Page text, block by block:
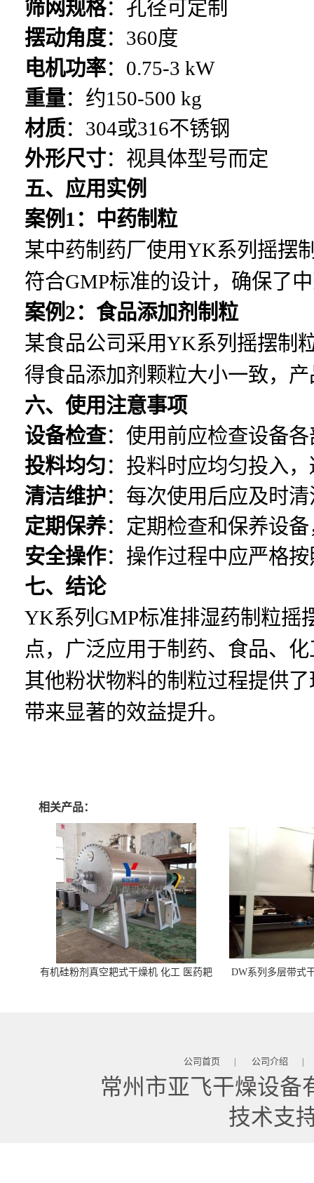
筛网规格：孔径可定制
摆动角度：360度
电机功率：0.75-3 kW
重量：约150-500 kg
材质：304或316不锈钢
外形尺寸：视具体型号而定
五、应用实例
案例1：中药制粒
某中药制药厂使用YK系列摇摆
符合GMP标准的设计，确保了
案例2：食品添加剂制粒
某食品公司采用YK系列摇摆制
得食品添加剂颗粒大小一致，
六、使用注意事项
设备检查：使用前应检查设备
投料均匀：投料时应均匀投入
清洁维护：每次使用后应及时
定期保养：定期检查和保养设
安全操作：操作过程中应严格
七、结论
YK系列GMP标准排湿药制粒摇
点，广泛应用于制药、食品、
其他粉状物料的制粒过程提供
带来显著的效益提升。
相关产品：
有机硅粉剂真空耙式干燥机 化工 医药耙
DW系列多层带式
公司首页 | 公司介绍 |
常州市亚飞干燥设备
技术支